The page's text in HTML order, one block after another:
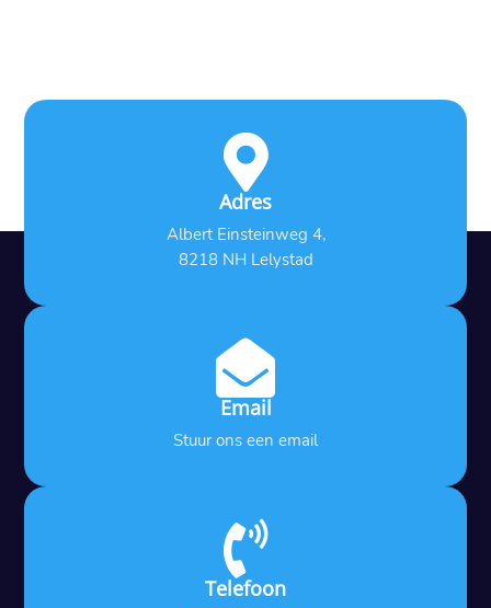

Adres
Albert Einsteinweg 4,
8218 NH Lelystad

Email
Stuur ons een email

Telefoon